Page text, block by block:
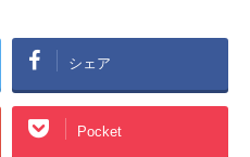
シェア
Pocket